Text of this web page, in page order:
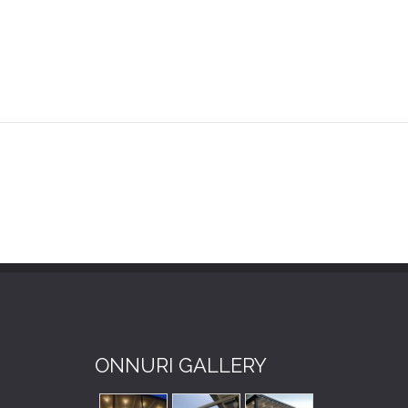
ONNURI GALLERY